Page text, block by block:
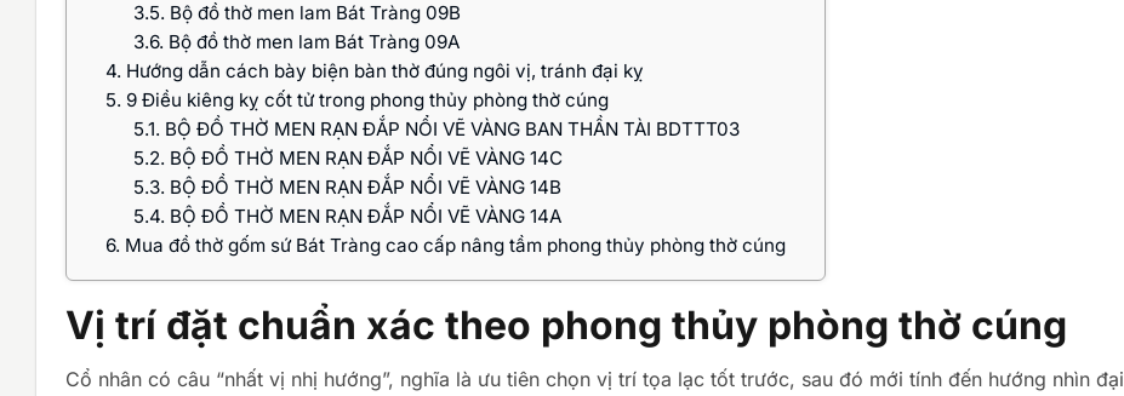
3.5. Bộ đồ thờ men lam Bát Tràng 09B
3.6. Bộ đồ thờ men lam Bát Tràng 09A
4. Hướng dẫn cách bày biện bàn thờ đúng ngôi vị, tránh đại kỵ
5. 9 Điều kiêng kỵ cốt tử trong phong thủy phòng thờ cúng
5.1. BỘ ĐỒ THỜ MEN RẠN ĐẮP NỔI VẼ VÀNG BAN THẦN TÀI BDTTT03
5.2. BỘ ĐỒ THỜ MEN RẠN ĐẮP NỔI VẼ VÀNG 14C
5.3. BỘ ĐỒ THỜ MEN RẠN ĐẮP NỔI VẼ VÀNG 14B
5.4. BỘ ĐỒ THỜ MEN RẠN ĐẮP NỔI VẼ VÀNG 14A
6. Mua đồ thờ gốm sứ Bát Tràng cao cấp nâng tầm phong thủy phòng thờ cúng
Vị trí đặt chuẩn xác theo phong thủy phòng thờ cúng
Cổ nhân có câu “nhất vị nhị hướng”, nghĩa là ưu tiên chọn vị trí tọa lạc tốt trước, sau đó mới tính đến hướng nhìn đại